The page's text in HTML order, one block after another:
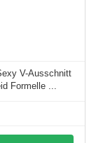
V-Ausschnitt
Formelle ...